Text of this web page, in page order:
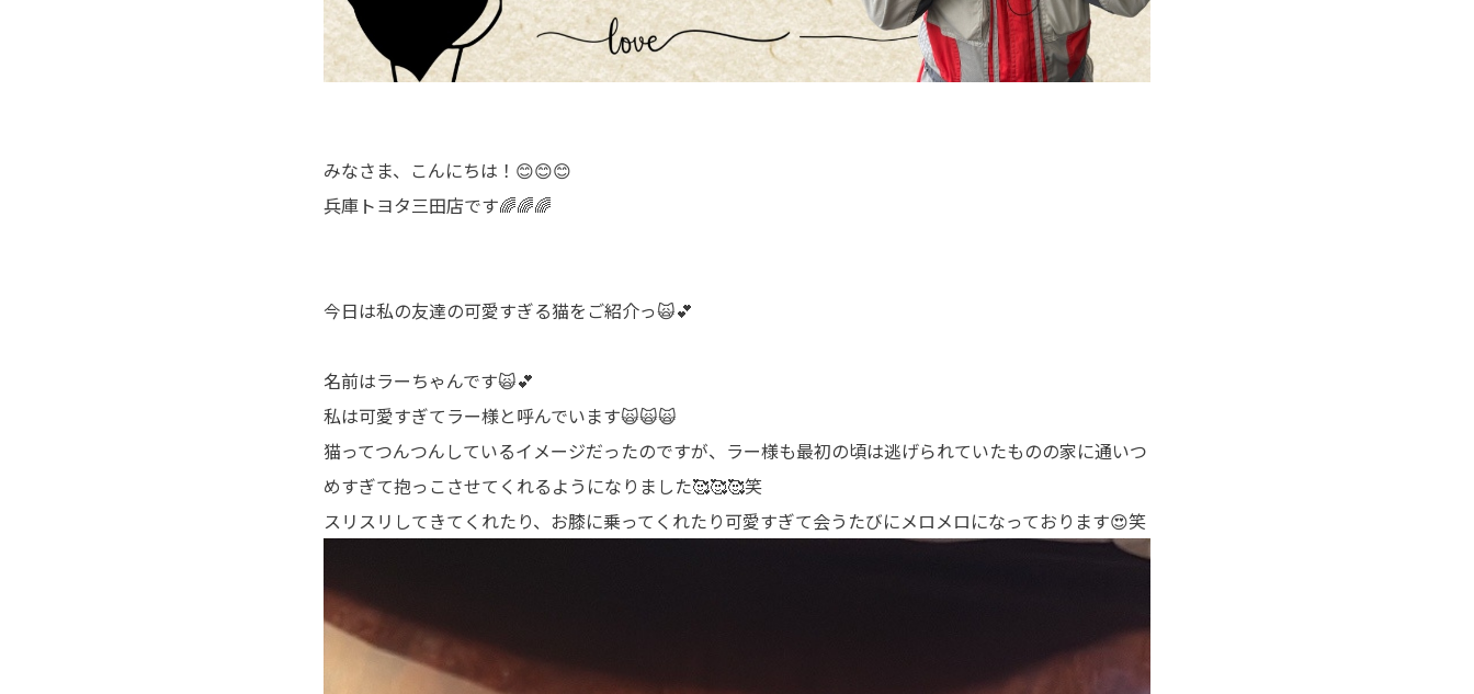
みなさま、こんにちは！😊😊😊
兵庫トヨタ三田店です🌈🌈🌈
今日は私の友達の可愛すぎる猫をご紹介っ🙀💕
名前はラーちゃんです🙀💕
私は可愛すぎてラー様と呼んでいます🙀🙀🙀
猫ってつんつんしているイメージだったのですが、ラー様も最初の頃は逃げられていたものの家に通いつ
めすぎて抱っこさせてくれるようになりました🥰🥰🥰笑
スリスリしてきてくれたり、お膝に乗ってくれたり可愛すぎて会うたびにメロメロになっております😍笑